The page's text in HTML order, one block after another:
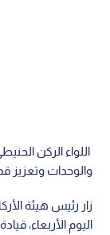
اللواء الركن
والوحدات وتعزيز
زار رئيس هيئة
اليوم الأربعاء،